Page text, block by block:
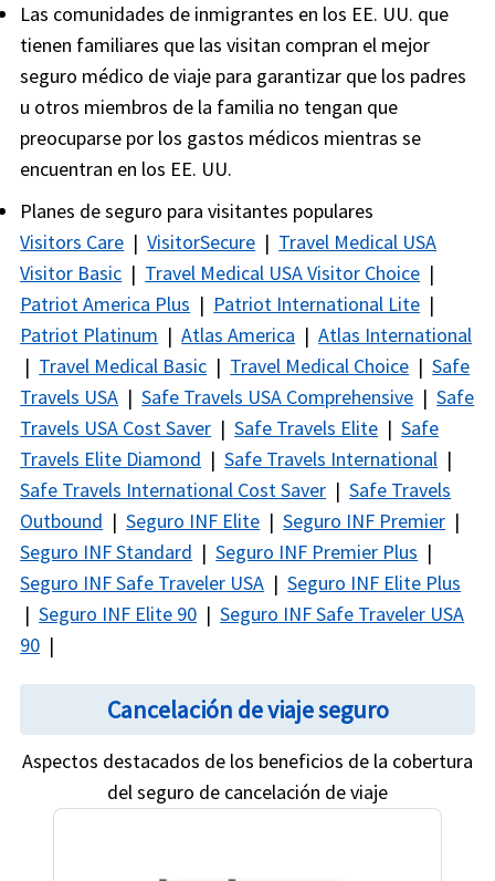
Las comunidades de inmigrantes en los EE. UU. que
tienen familiares que las visitan compran el mejor
seguro médico de viaje para garantizar que los padres
u otros miembros de la familia no tengan que
preocuparse por los gastos médicos mientras se
encuentran en los EE. UU.
Planes de seguro para visitantes populares
Visitors Care |VisitorSecure | Travel Medical USA
Visitor Basic | Travel Medical USA Visitor Choice |
Patriot America Plus | Patriot International Lite |
Patriot Platinum |Atlas America |Atlas International
| Travel Medical Basic | Travel Medical Choice |Safe
Travels USA |Safe Travels USA Comprehensive |Safe
Travels USA Cost Saver |Safe Travels Elite |Safe
Travels Elite Diamond |Safe Travels International |
Safe Travels International Cost Saver |Safe Travels
Outbound |Seguro INF Elite |Seguro INF Premier |
Seguro INF Standard |Seguro INF Premier Plus |
Seguro INF Safe Traveler USA |Seguro INF Elite Plus
|Seguro INF Elite 90 |Seguro INF Safe Traveler USA
90 |
Cancelación de viaje seguro
Aspectos destacados de los beneficios de la cobertura
del seguro de cancelación de viaje